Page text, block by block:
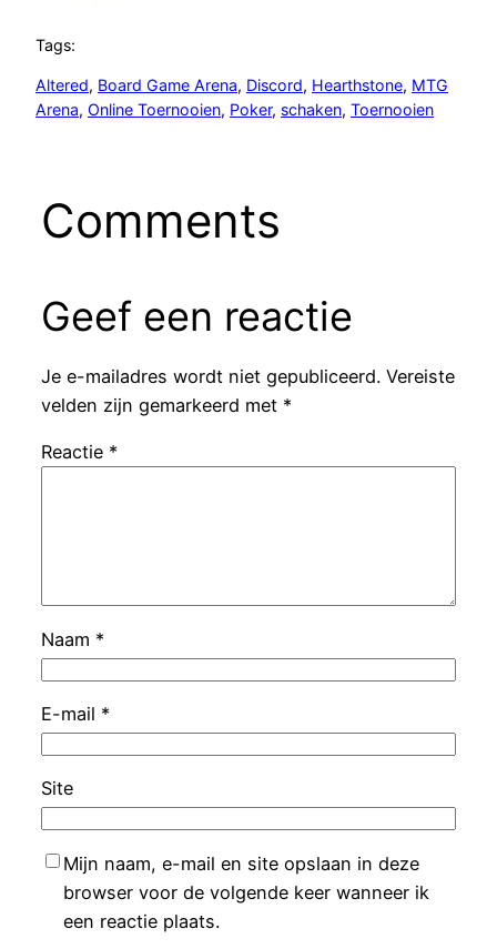
Tags:
Altered, Board Game Arena, Discord, Hearthstone, MTG
Arena, Online Toernooien, Poker, schaken, Toernooien
Comments
Geef een reactie
Je e-mailadres wordt niet gepubliceerd. Vereiste
velden zijn gemarkeerd met *
Reactie *
Naam *
E-mail *
Site
Mijn naam, e-mail en site opslaan in deze
browser voor de volgende keer wanneer ik
een reactie plaats.